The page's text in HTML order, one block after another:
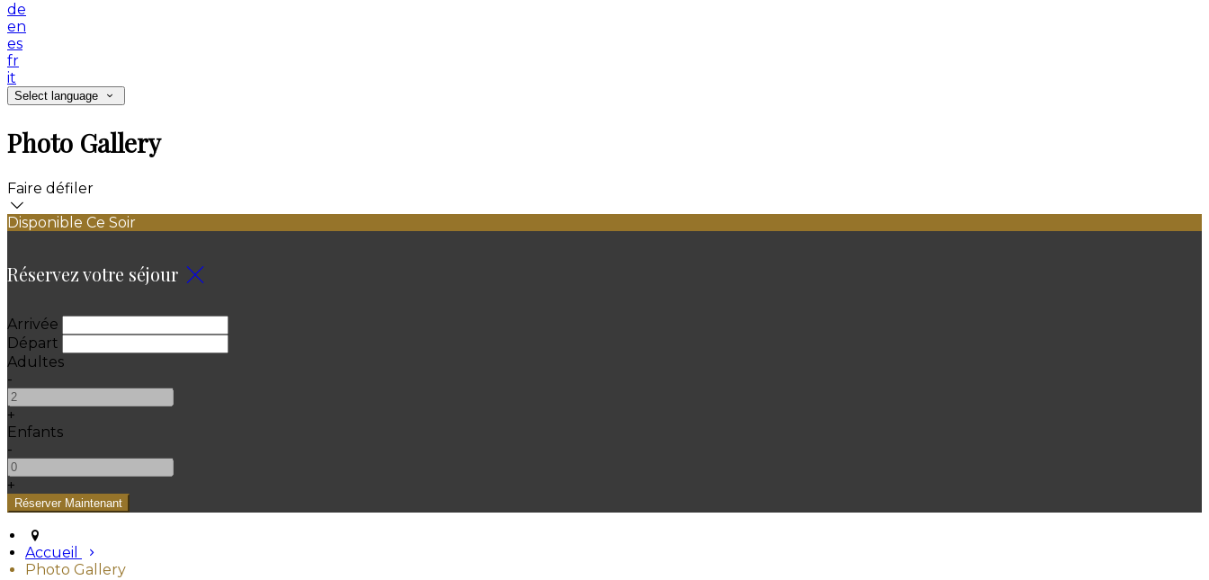
de
en
es
fr
it
Select language
Photo Gallery
Faire défiler
Disponible Ce Soir
Réservez votre séjour
Arrivée
Départ
Adultes
-
+
Enfants
-
+
Accueil
Photo Gallery